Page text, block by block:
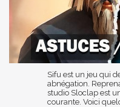
Sifu est un jeu qui
abnégation.
studio Sloclap est
courante. Voici